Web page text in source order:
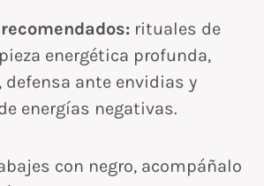
rituales de
energética profunda,
defensa ante envidias y
energías negativas.
con negro, acompáñalo